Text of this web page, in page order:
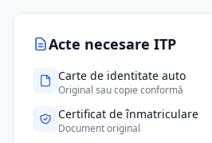
Acte necesare ITP
Carte de identitate auto
Original sau copie conformă
Certificat de înmatriculare
Document original